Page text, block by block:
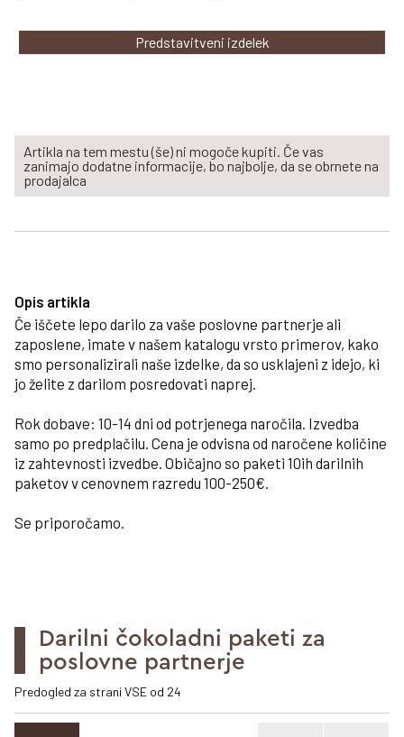
Predstavitveni izdelek
Artikla na tem mestu (še) ni mogoče kupiti. Če vas
zanimajo dodatne informacije, bo najbolje, da se obrnete na
prodajalca
Opis artikla
Če iščete lepo darilo za vaše poslovne partnerje ali
zaposlene, imate v našem katalogu vrsto primerov, kako
smo personalizirali naše izdelke, da so usklajeni z idejo, ki
jo želite z darilom posredovati naprej.
Rok dobave: 10-14 dni od potrjenega naročila. Izvedba
samo po predplačilu. Cena je odvisna od naročene količine
iz zahtevnosti izvedbe. Običajno so paketi 10ih darilnih
paketov v cenovnem razredu 100-250€.
Se priporočamo.
Darilni čokoladni paketi za
poslovne partnerje
Predogled za strani VSE od 24